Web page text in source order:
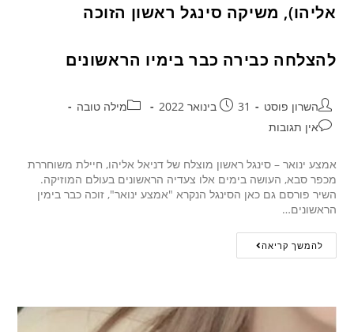
אליהו), משיקה סינגל ראשון הזוכה
להצלחה כבירה כבר בימיו הראשונים
השרון פוסט 31 בינואר 2022
מילה טובה
אין תגובות
אמצע ינואר – סינגל ראשון מוצלח של דניאל אליהו, חיילת משוחררת
מכפר סבא, העושה בימים אלו צעדיה הראשונים בעולם המוזיקה.
השיר פורסם גם כאן הסינגל הנקרא "אמצע ינואר", זוכה כבר בימין
הראשונים…
להמשך קריאה